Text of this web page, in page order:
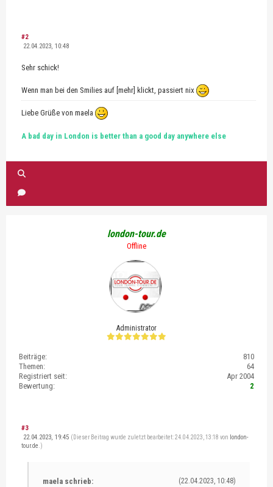
#2
22.04.2023, 10:48
Sehr schick!
Wenn man bei den Smilies auf [mehr] klickt, passiert nix
Liebe Grüße von maela
A bad day in London is better than a good day anywhere else
london-tour.de
Offline
Administrator
Beiträge:
810
Themen:
64
Registriert seit:
Apr 2004
Bewertung:
2
#3
22.04.2023, 19:45 (Dieser Beitrag wurde zuletzt bearbeitet: 24.04.2023, 13:18 von london-
tour.de .)
(22.04.2023, 10:48)
maela schrieb: